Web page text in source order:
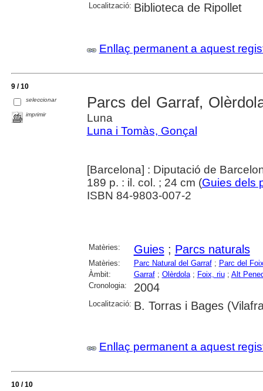
Localització: Biblioteca de Ripollet
Enllaç permanent a aquest
9 / 10
seleccionar
imprimir
Parcs del Garraf,
Luna
Luna i Tomàs, Gonçal
[Barcelona] : Diputació de
189 p. : il. col. ; 24 cm (Guies dels
ISBN 84-9803-007-2
Matèries: Guies; Parcs naturals
Matèries: Parc Natural del Garraf; Parc del
Àmbit:
Garraf; Olèrdola; Foix, riu; Alt
Cronologia:
2004
Localització: B. Torras i Bages
Enllaç permanent a aquest
10 / 10